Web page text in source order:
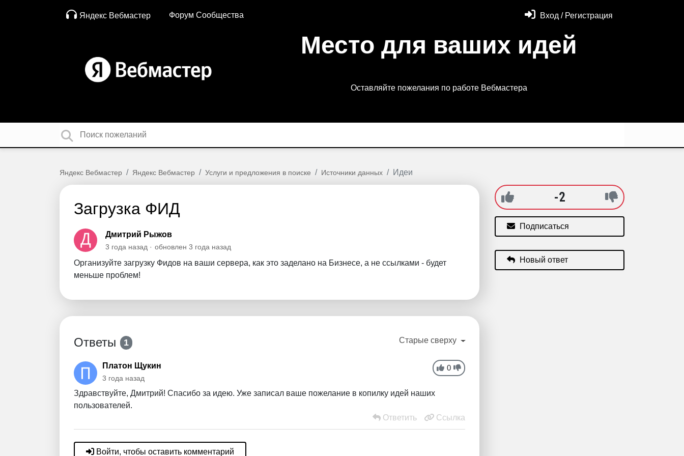
Яндекс Вебмастер Форум Сообщества Вход / Регистрация
Место для ваших идей
Оставляйте пожелания по работе Вебмастера
Яндекс Вебмастер Яндекс Вебмастер Услуги и предложения в поиске Источники данных Идеи
Загрузка ФИД
Дмитрий Рыжов
3 года назад обновлен 3 года назад
Организуйте загрузку Фидов на ваши сервера, как это заделано на Бизнесе, а не ссылками - будет
меньше проблем!
-2
Подписаться
Новый ответ
Ответы 1 Старые сверху
0
Платон Щукин
3 года назад
Здравствуйте, Дмитрий! Спасибо за идею. Уже записал ваше пожелание в копилку идей наших
пользователей.
Ответить
Ссылка
Войти, чтобы оставить комментарий